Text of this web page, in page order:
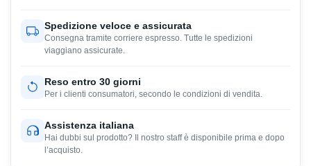
Spedizione veloce e assicurata
Consegna tramite corriere espresso. Tutte le spedizioni
viaggiano assicurate.
Reso entro 30 giorni
Per i clienti consumatori, secondo le condizioni di vendita.
Assistenza italiana
Hai dubbi sul prodotto? Il nostro staff è disponibile prima e dopo
l’acquisto.